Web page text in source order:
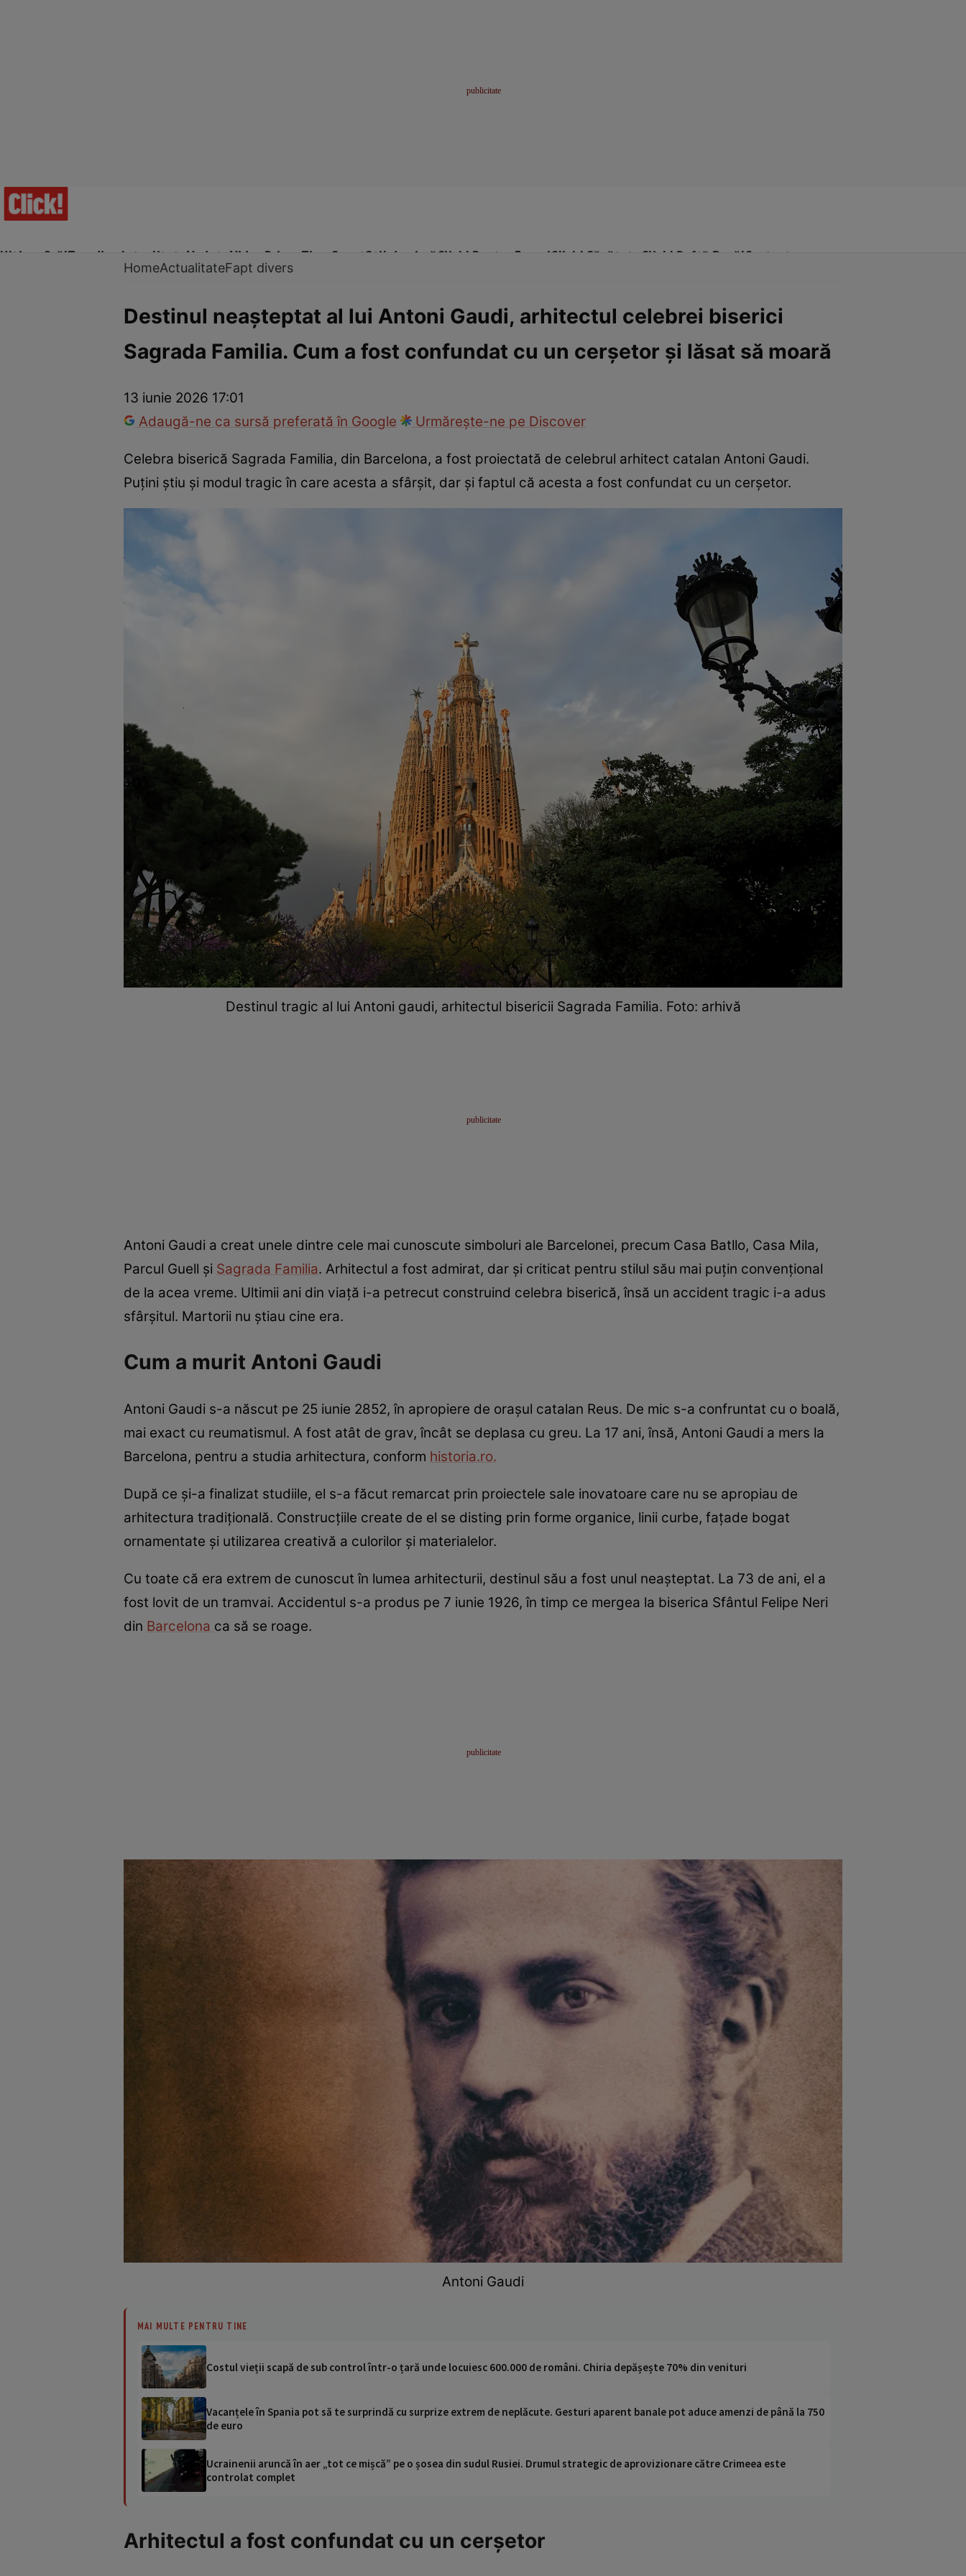
Ultima Oră!Trending Actualitate Vedete Video Prime Time SportStil de viațăClick! Pentru FemeiClick! Sănătate Click! Poftă Bună!Contact
InternaționalFapt diversTehnologieNaționalSport
HomeActualitateFapt divers
Destinul neașteptat al lui Antoni Gaudi, arhitectul celebrei biserici
Sagrada Familia. Cum a fost confundat cu un cerșetor și lăsat să moară
13 iunie 2026 17:01
Adaugă-ne ca sursă preferată în Google
Urmărește-ne pe Discover
Celebra biserică Sagrada Familia, din Barcelona, a fost proiectată de celebrul arhitect catalan Antoni Gaudi.
Puțini știu și modul tragic în care acesta a sfârșit, dar și faptul că acesta a fost confundat cu un cerșetor.
Destinul tragic al lui Antoni gaudi, arhitectul bisericii Sagrada Familia. Foto: arhivă
Antoni Gaudi a creat unele dintre cele mai cunoscute simboluri ale Barcelonei, precum Casa Batllo, Casa Mila,
Parcul Guell și Sagrada Familia. Arhitectul a fost admirat, dar și criticat pentru stilul său mai puțin convențional
de la acea vreme. Ultimii ani din viață i-a petrecut construind celebra biserică, însă un accident tragic i-a adus
sfârșitul. Martorii nu știau cine era.
Cum a murit Antoni Gaudi
Antoni Gaudi s-a născut pe 25 iunie 2852, în apropiere de orașul catalan Reus. De mic s-a confruntat cu o boală,
mai exact cu reumatismul. A fost atât de grav, încât se deplasa cu greu. La 17 ani, însă, Antoni Gaudi a mers la
Barcelona, pentru a studia arhitectura, conform historia.ro.
După ce și-a finalizat studiile, el s-a făcut remarcat prin proiectele sale inovatoare care nu se apropiau de
arhitectura tradițională. Construcțiile create de el se disting prin forme organice, linii curbe, fațade bogat
ornamentate și utilizarea creativă a culorilor și materialelor.
Cu toate că era extrem de cunoscut în lumea arhitecturii, destinul său a fost unul neașteptat. La 73 de ani, el a
fost lovit de un tramvai. Accidentul s-a produs pe 7 iunie 1926, în timp ce mergea la biserica Sfântul Felipe Neri
din Barcelona ca să se roage.
Antoni Gaudi
MAI MULTE PENTRU TINE
Costul vieții scapă de sub control într-o țară unde locuiesc 600.000 de români. Chiria depășește 70% din venituri
Vacanțele în Spania pot să te surprindă cu surprize extrem de neplăcute. Gesturi aparent banale pot aduce amenzi de până la 750
de euro
Ucrainenii aruncă în aer „tot ce mișcă” pe o șosea din sudul Rusiei. Drumul strategic de aprovizionare către Crimeea este
controlat complet
Arhitectul a fost confundat cu un cerșetor